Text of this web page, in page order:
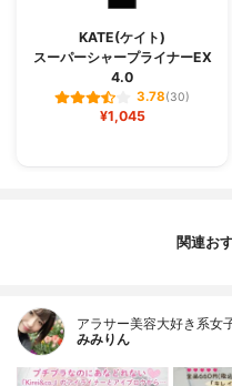
KATE(ケイト)
スーパーシャープライナーEX
4.0
3.78(30)
¥1,045
関連お
アラサー美容大好き系女
みみりん